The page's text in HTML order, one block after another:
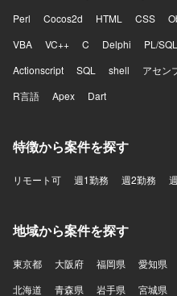
Perl
Cocos2d HTML CSS
VBA
VC++ C Delphi PL/SQL
Actionscript
SQL shell アセン
R言語
Apex Dart
特徴から案件を探す
リモート可 週1勤務 週2勤務
地域から案件を探す
東京都 大阪府 福岡県 愛知県
北海道
青森県 岩手県 宮城県